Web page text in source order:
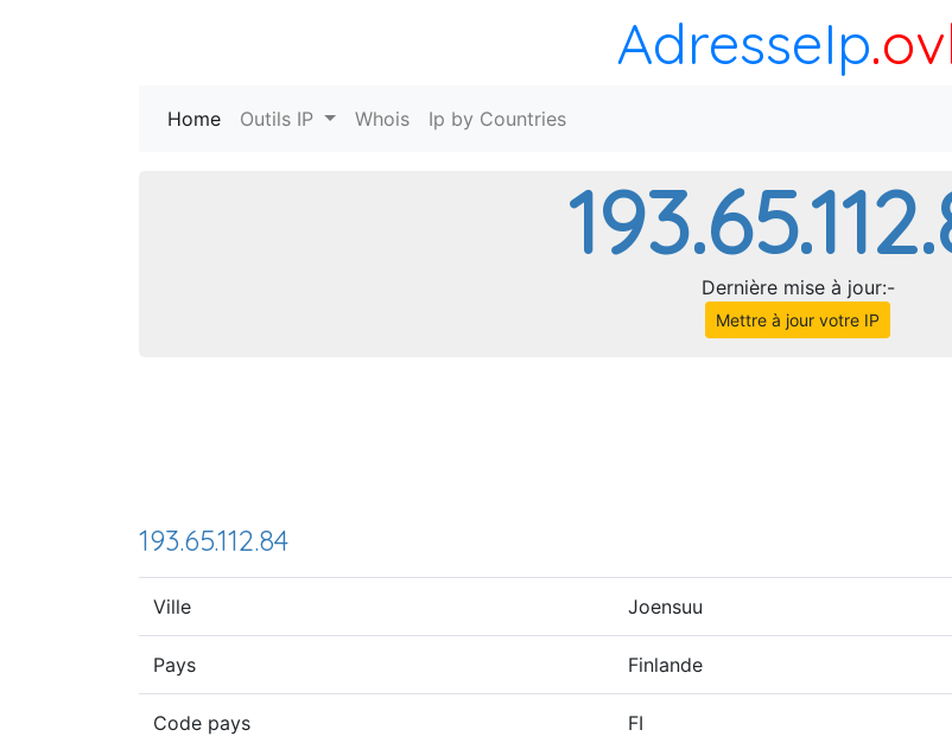
AdresseIp
Home (current)
Outils IP Whois Ip by Countries
Dernière mise à jour:-
Mettre à jour votre IP
193.65.112.84
Ville Joensuu
Pays Finlande
Code pays FI